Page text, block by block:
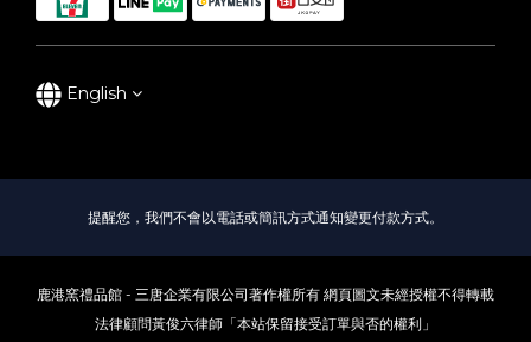
English
提醒您，我們不會以電話或簡訊方式通知變更付款方式。
鹿港窯禮品館 - 三唐企業有限公司著作權所有 網頁圖文未經授權不得轉載
法律顧問黃俊六律師「本站保留接受訂單與否的權利」